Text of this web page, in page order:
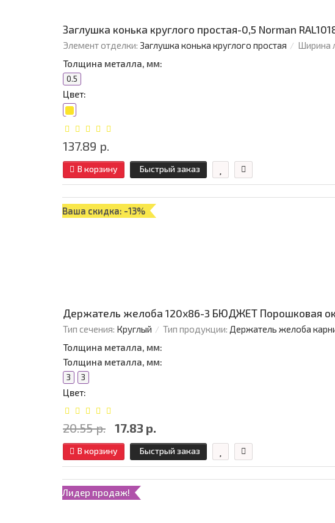
Заглушка конька круглого простая-0,5 Norman
Элемент отделки: Заглушка конька круглого простая Ширина
Толщина металла, мм:
0.5
Цвет:
137.89 р.
В корзину Быстрый заказ
Ваша скидка: -13%
Держатель желоба 120х86-3 БЮДЖЕТ Порошковая
Тип сечения: Круглый Тип продукции: Держатель желоба
Толщина металла, мм:
Толщина металла, мм:
3 3
Цвет:
20.55 р. 17.83 р.
В корзину Быстрый заказ
Лидер продаж!